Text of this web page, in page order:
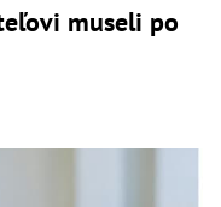
museli po